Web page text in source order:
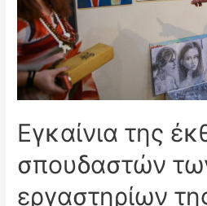
Εγκαίνια της
σπουδαστών
εργαστηρίων